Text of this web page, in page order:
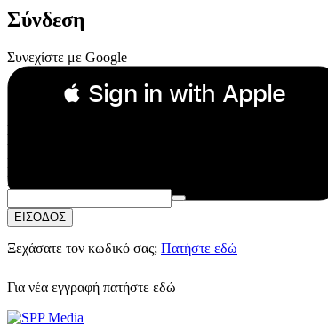
Σύνδεση
Συνεχίστε με Google
 Sign in with Apple
Συνεχίστε με Apple
ή
Email:
Κωδικός Πρόσβασης:
ΕΙΣΟΔΟΣ
Ξεχάσατε τον κωδικό σας; Πατήστε εδώ
Για νέα εγγραφή πατήστε εδώ